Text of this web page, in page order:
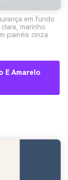
em fundo
marinho
painéis cinza
E Amarelo